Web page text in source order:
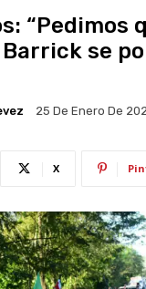
“Pedimos
se
25 De Enero De
X